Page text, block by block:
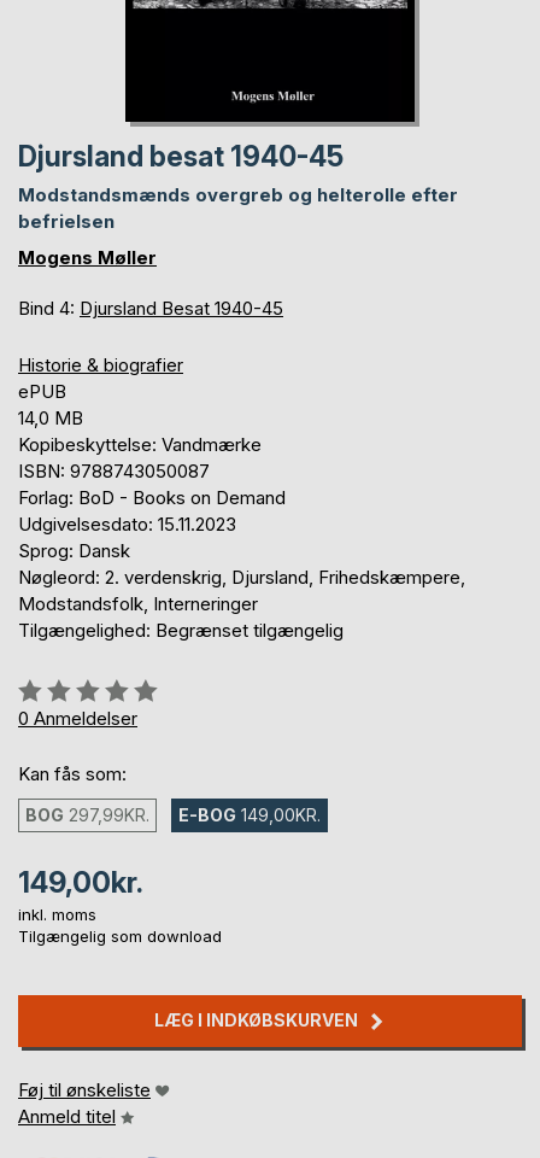
Djursland besat 1940-45
Modstandsmænds overgreb og helterolle efter
befrielsen
Mogens Møller
Bind 4: Djursland Besat 1940-45
Historie & biografier
ePUB
14,0 MB
Kopibeskyttelse: Vandmærke
ISBN: 9788743050087
Forlag: BoD - Books on Demand
Udgivelsesdato: 15.11.2023
Sprog: Dansk
Nøgleord: 2. verdenskrig, Djursland, Frihedskæmpere,
Modstandsfolk, Interneringer
Tilgængelighed: Begrænset tilgængelig
Anmeldelse::
0%
0 Anmeldelser
Kan fås som:
BOG 297,99KR. E-BOG 149,00KR.
149,00kr.
inkl. moms
Tilgængelig som download
LÆG I INDKØBSKURVEN
Føj til ønskeliste
Anmeld titel